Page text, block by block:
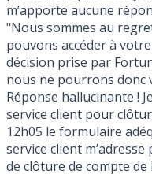
m’apporte aucune
"Nous sommes au
pouvons accéder à
décision prise par
nous ne pourrons donc
Réponse hallucinante !
service client pour
12h05 le formulaire
service client
de clôture de compte